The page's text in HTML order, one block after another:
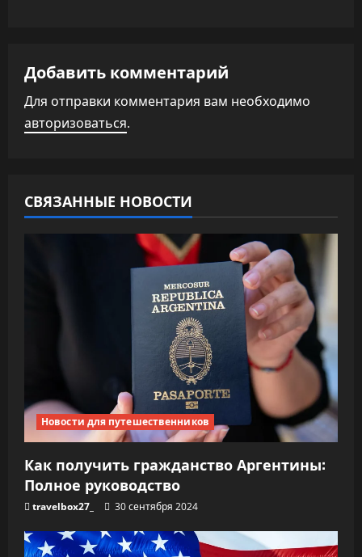
ц
и
я
о
я
м
Добавить комментарий
Для отправки комментария вам необходимо
авторизоваться.
СВЯЗАННЫЕ НОВОСТИ
Новости для путешественников
Как получить гражданство Аргентины:
Полное руководство
travelbox27_ 30 сентября 2024